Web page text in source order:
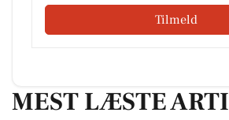
Tilmeld
MEST LÆSTE